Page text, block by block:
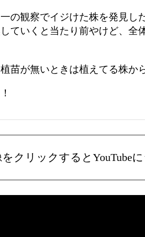
の観察でイジけた株を発見し
ていくと当たり前やけど、全
苗が無いときは植えてる株か
をクリックするとYouTube